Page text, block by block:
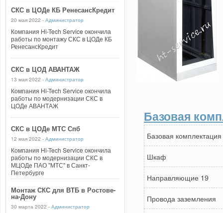
СКС в ЦОДе КБ РенесансКредит
20 мая 2022 - Администратор
Компания Hi-Tech Service окончила
работы по монтажу СКС в ЦОДе КБ
РенесансКредит
СКС в ЦОД АВАНТАЖ
13 мая 2022 - Администратор
Компания Hi-Tech Service окончила
работы по модернизации СКС в
ЦОДе АВАНТАЖ
СКС в ЦОДе МТС Спб
12 мая 2022 - Администратор
Компания Hi-Tech Service окончила
работы по модернизации СКС в
МЦОДе ПАО "МТС" в Санкт-
Петербурге
Монтаж СКС для ВТБ в Ростове-
на-Дону
30 марта 2022 - Администратор
Базовая
Базовая комплектация
Шкаф
Направляющие 19
Провода заземления